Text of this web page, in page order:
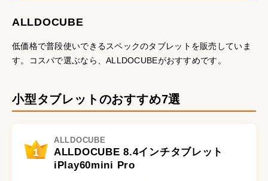
ALLDOCUBE
低価格で普段使いできるスペックのタブレットを販売していま
す。コスパで選ぶなら、ALLDOCUBEがおすすめです。
小型タブレットのおすすめ7選
1
ALLDOCUBE
ALLDOCUBE 8.4インチタブレット
iPlay60mini Pro